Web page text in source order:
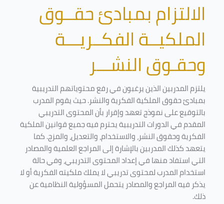
الالتزام بمبادئ حقــوق
الملكيــة الفكــريـــة
وحقـوق النشـــر
يلتزم المدربين الذين يرغبون في رفع محتوياتهم التدريبية
بمبادئ حقوق الملكية الفكرية والنشر. حيث يقوم المدرب
بالتوقيع على نموذج تعهد وإقرار بأن المحتوى التدريبي
المقدم في الدورات التدريبية يحترم فيه جميع قوانين الملكية
الفكرية وحقوق النشر، والاستخدام، والتعديل، والمزج. كما
يتعهد كذلك المدربين بالإشارة إلى المراجع العلمية والمصادر
التي استفاد منها في إعداد المحتوى التدريبي، وفي حالة
استخدام المدرب لمحتوى تدريبي لا يملك ملكيته الفكرية أو لا
يذكر فيه المراجع والمصادر يتحمل المسؤولية النظامية عن
ذلك.